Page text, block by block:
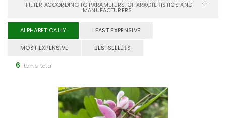
FILTER ACCORDING TO PARAMETERS, CHARACTERISTICS AND
MANUFACTURERS
ALPHABETICALLY LEAST EXPENSIVE
MOST EXPENSIVE BESTSELLERS
6 items total